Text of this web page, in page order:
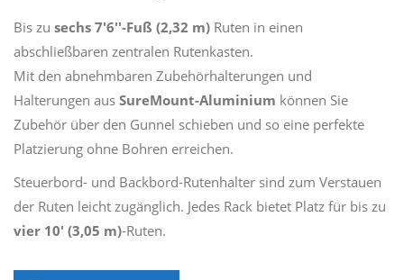
Bis zu sechs 7'6''-Fuß (2,32 m) Ruten in einen
abschließbaren zentralen Rutenkasten.
Mit den abnehmbaren Zubehörhalterungen und
Halterungen aus SureMount-Aluminium können Sie
Zubehör über den Gunnel schieben und so eine perfekte
Platzierung ohne Bohren erreichen.
Steuerbord- und Backbord-Rutenhalter sind zum Verstauen
der Ruten leicht zugänglich. Jedes Rack bietet Platz für bis zu
vier 10' (3,05 m)-Ruten.